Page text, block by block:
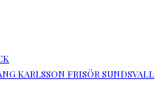
KARLSSON FRISÖR SUNDSVALL